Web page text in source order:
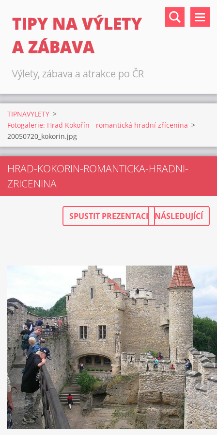
TIPY NA VÝLETY
A ZÁBAVA
Výlety, zábava a atrakce po ČR
TIPNAVYLETY >
Fotogalerie: Hrad Kokořín - romantická hradní zřícenina >
20050720_kokorin.jpg
HRAD-KOKORIN-ROMANTICKA-HRADNI-
ZRICENINA
SPUSTIT PREZENTACI NÁSLEDUJÍCÍ